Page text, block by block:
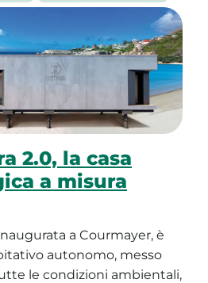
2.0, la casa
a misura
a Courmayer, è
autonomo, messo
le condizioni ambientali,